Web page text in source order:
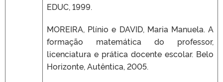
EDUC, 1999.
MOREIRA, Plínio e DAVID, Maria Manuela. A
formação matemática do professor,
licenciatura e prática docente escolar. Belo
Horizonte, Autêntica, 2005.